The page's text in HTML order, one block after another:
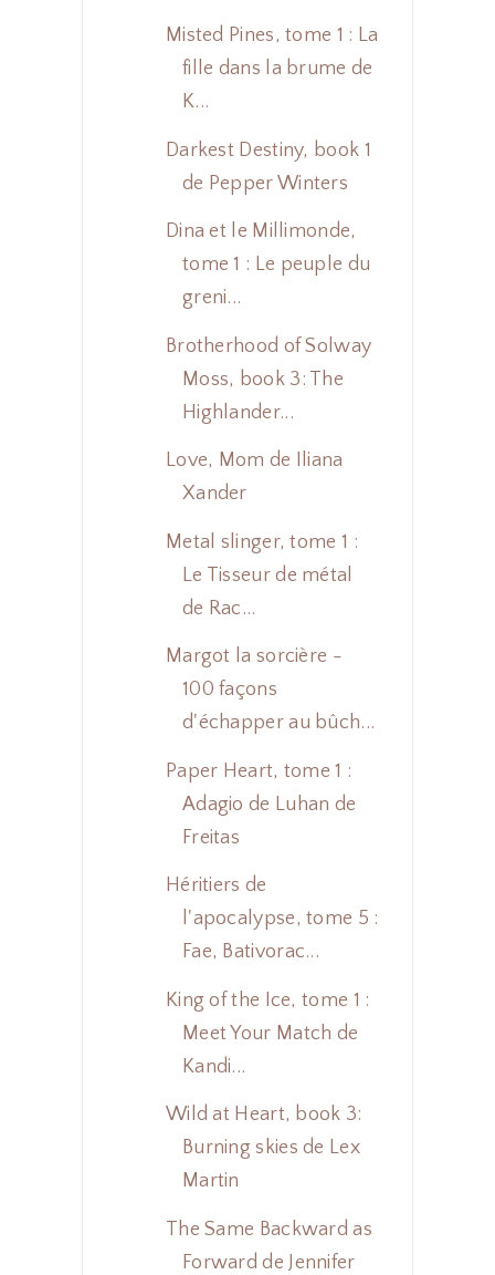
Misted Pines, tome 1 : La
fille dans la brume de
K...
Darkest Destiny, book 1
de Pepper Winters
Dina et le Millimonde,
tome 1 : Le peuple du
greni...
Brotherhood of Solway
Moss, book 3: The
Highlander...
Love, Mom de Iliana
Xander
Metal slinger, tome 1 :
Le Tisseur de métal
de Rac...
Margot la sorcière -
100 façons
d'échapper au bûch...
Paper Heart, tome 1 :
Adagio de Luhan de
Freitas
Héritiers de
l'apocalypse, tome 5 :
Fae, Bativorac...
King of the Ice, tome 1 :
Meet Your Match de
Kandi...
Wild at Heart, book 3:
Burning skies de Lex
Martin
The Same Backward as
Forward de Jennifer